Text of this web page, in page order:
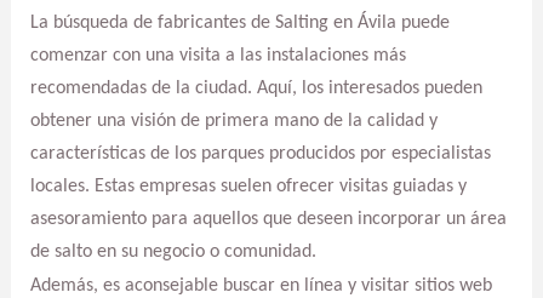
La búsqueda de fabricantes de Salting en Ávila puede
comenzar con una visita a las instalaciones más
recomendadas de la ciudad. Aquí, los interesados pueden
obtener una visión de primera mano de la calidad y
características de los parques producidos por especialistas
locales. Estas empresas suelen ofrecer visitas guiadas y
asesoramiento para aquellos que deseen incorporar un área
de salto en su negocio o comunidad.
Además, es aconsejable buscar en línea y visitar sitios web